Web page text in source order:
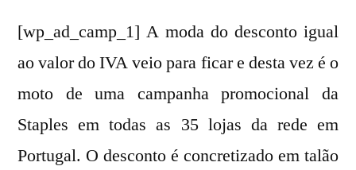
desconto
23%
em
talão
dia
[wp_ad_camp_1] A moda do desconto igual
ao valor do IVA veio para ficar e desta vez é o
moto de uma campanha promocional da
Staples em todas as 35 lojas da rede em
Portugal. O desconto é concretizado em talão